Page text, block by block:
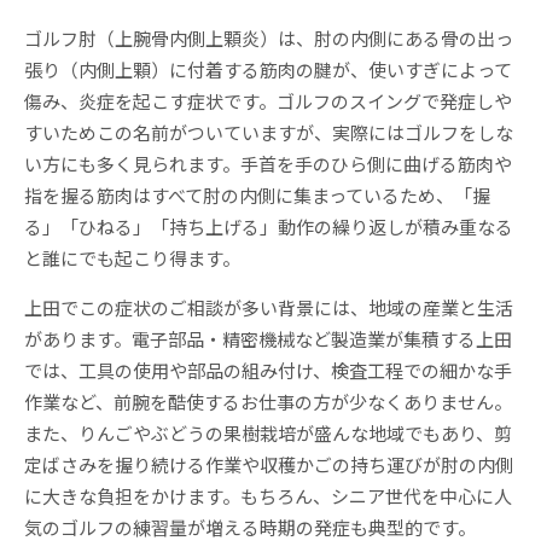
ゴルフ肘（上腕骨内側上顆炎）は、肘の内側にある骨の出っ
張り（内側上顆）に付着する筋肉の腱が、使いすぎによって
傷み、炎症を起こす症状です。ゴルフのスイングで発症しや
すいためこの名前がついていますが、実際にはゴルフをしな
い方にも多く見られます。手首を手のひら側に曲げる筋肉や
指を握る筋肉はすべて肘の内側に集まっているため、「握
る」「ひねる」「持ち上げる」動作の繰り返しが積み重なる
と誰にでも起こり得ます。
上田でこの症状のご相談が多い背景には、地域の産業と生活
があります。電子部品・精密機械など製造業が集積する上田
では、工具の使用や部品の組み付け、検査工程での細かな手
作業など、前腕を酷使するお仕事の方が少なくありません。
また、りんごやぶどうの果樹栽培が盛んな地域でもあり、剪
定ばさみを握り続ける作業や収穫かごの持ち運びが肘の内側
に大きな負担をかけます。もちろん、シニア世代を中心に人
気のゴルフの練習量が増える時期の発症も典型的です。